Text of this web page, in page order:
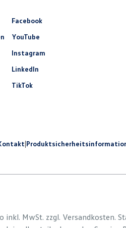
Facebook
YouTube
Instagram
LinkedIn
TikTok
|
MwSt. zzgl. Versandkosten.